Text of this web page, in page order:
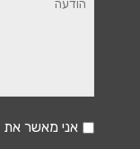
אני מאשר את